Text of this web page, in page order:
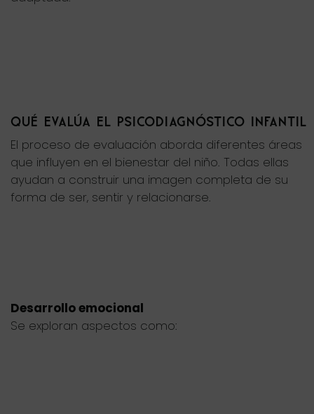
QUÉ EVALÚA EL PSICODIAGNÓSTICO INFANTIL
El proceso de evaluación aborda diferentes áreas
que influyen en el bienestar del niño. Todas ellas
ayudan a construir una imagen completa de su
forma de ser, sentir y relacionarse.
Desarrollo emocional
Se exploran aspectos como: